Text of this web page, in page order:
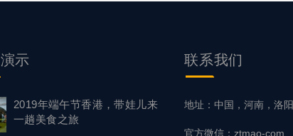
演示
2019年端午节香港，带娃儿来
一趟美食之旅
联系我们
地址：中国，河南，洛阳
官方微信：ztmao-com